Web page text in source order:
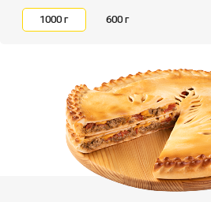
1000 г 600 г